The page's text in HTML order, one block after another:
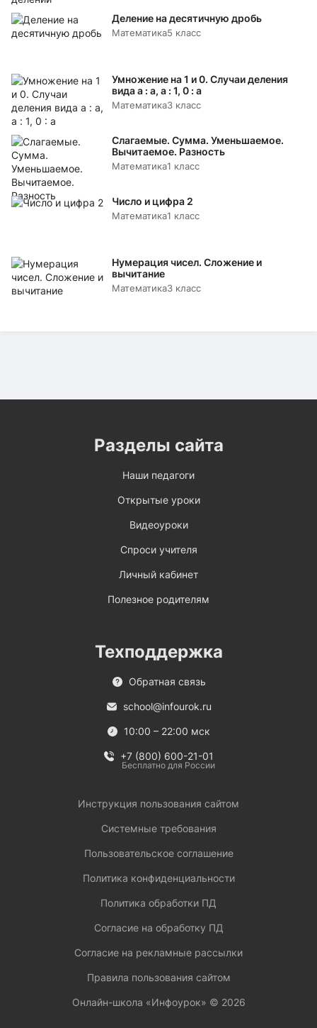
Деление на десятичную дробь
Математика5 класс
Умножение на 1 и 0. Случаи деления
вида а : а, а : 1, 0 : а
Математика3 класс
Слагаемые. Сумма. Уменьшаемое.
Вычитаемое. Разность
Математика1 класс
Число и цифра 2
Математика1 класс
Нумерация чисел. Сложение и
вычитание
Математика3 класс
Разделы сайта
Наши педагоги
Открытые уроки
Видеоуроки
Спроси учителя
Личный кабинет
Полезное родителям
Техподдержка
Обратная связь
school@infourok.ru
10:00 – 22:00 мск
+7 (800) 600-21-01
Бесплатно для России
Инструкция пользования сайтом
Системные требования
Пользовательское соглашение
Политика конфиденциальности
Политика обработки ПД
Согласие на обработку ПД
Согласие на рекламные рассылки
Правила пользования сайтом
Онлайн-школа «Инфоурок» © 2026